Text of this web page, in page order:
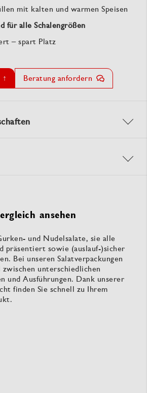
mit kalten und warmen Speisen
für alle Schalengrößen
– spart Platz
Beratung anfordern
ansehen
und Nudelsalate, sie alle
präsentiert sowie (auslauf-)sicher
Bei unseren Salatverpackungen
zwischen unterschiedlichen
und Ausführungen. Dank unserer
finden Sie schnell zu Ihrem